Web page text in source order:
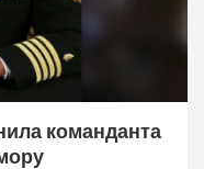
команданта